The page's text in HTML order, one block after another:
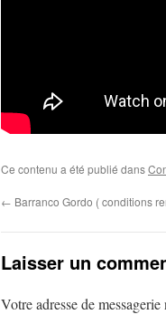
Ce contenu a été publié dans
← Barranco Gordo ( conditions
Laisser un
Votre adresse de